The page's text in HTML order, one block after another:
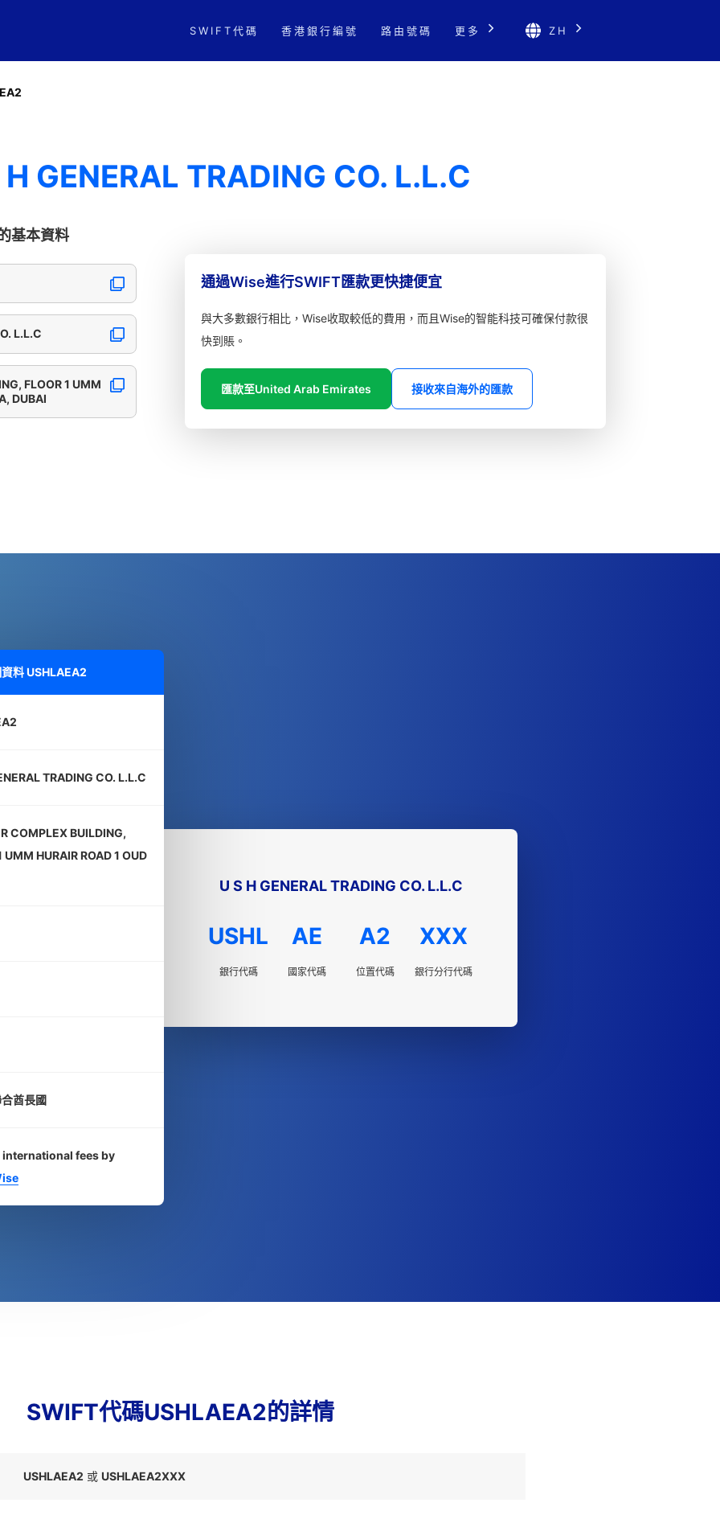
SWIFT代碼 香港銀行編號 路由號碼 更多 ZH
GENERAL TRADING CO. L.L.C
基本資料
L.L.C
FLOOR 1 UMM
DUBAI
通過Wise進行SWIFT匯款更快捷便宜
與大多數銀行相比，Wise收取較低的費用，而且Wise的智能科技可確保付款很
快到賬。
匯款至United Arab Emirates 接收來自海外的匯款
料USHLAEA2
TRADING CO. L.L.C
COMPLEX BUILDING,
UMM HURAIR ROAD 1 OUD
酋長國
international fees by
U S H GENERAL TRADING CO. L.L.C
USHL
銀行代碼
AE
國家代碼
A2
位置代碼
XXX
銀行分行代碼
SWIFT代碼USHLAEA2的詳情
USHLAEA2 或 USHLAEA2XXX